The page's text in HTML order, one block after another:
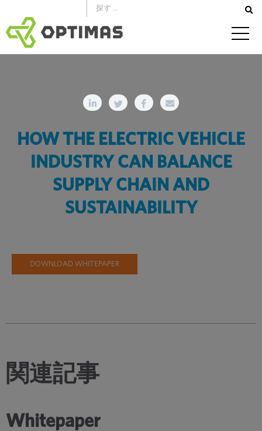
ン
テ
ン
HOW THE ELECTRIC VEHICLE
INDUSTRY CAN BALANCE
SUPPLY CHAIN AND
SUSTAINABILITY
DOWNLOAD WHITEPAPER
関連記事
Whitepaper